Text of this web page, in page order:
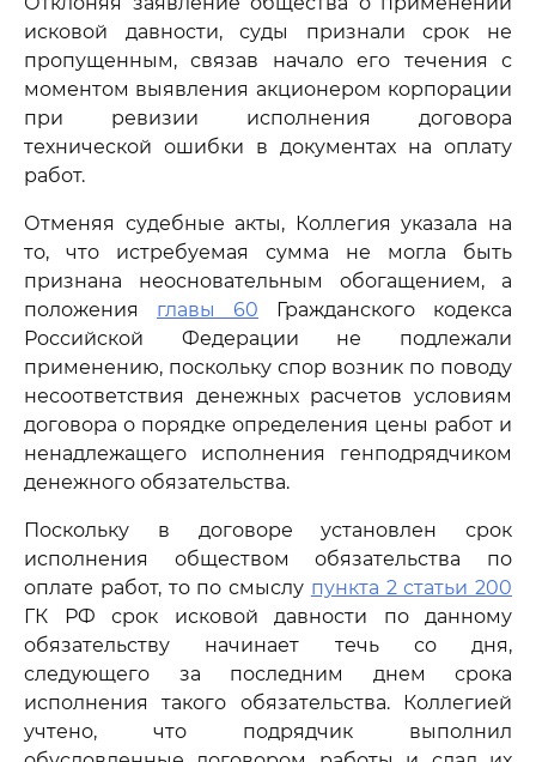
исковой давности, суды признали срок не
пропущенным, связав начало его течения с
моментом выявления акционером корпорации
при ревизии исполнения договора
технической ошибки в документах на оплату
работ.
Отменяя судебные акты, Коллегия указала на
то, что истребуемая сумма не могла быть
признана неосновательным обогащением, а
положения главы 60 Гражданского кодекса
Российской Федерации не подлежали
применению, поскольку спор возник по поводу
несоответствия денежных расчетов условиям
договора о порядке определения цены работ и
ненадлежащего исполнения генподрядчиком
денежного обязательства.
Поскольку в договоре установлен срок
исполнения обществом обязательства по
оплате работ, то по смыслу пункта 2 статьи 200
ГК РФ срок исковой давности по данному
обязательству начинает течь со дня,
следующего за последним днем срока
исполнения такого обязательства. Коллегией
учтено, что подрядчик выполнил